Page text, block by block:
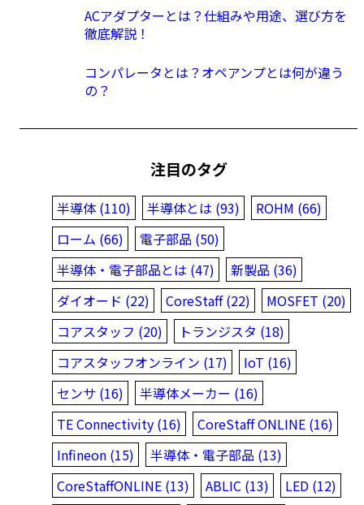
ACアダプターとは？仕組みや用途、選び方を
徹底解説！
コンパレータとは？オペアンプとは何が違う
の？
注目のタグ
半導体 (110) 半導体とは (93)
ROHM (66)
ローム (66)
電子部品 (50)
半導体・電子部品とは (47)
新製品 (36)
ダイオード (22)
CoreStaff (22)
MOSFET (20)
コアスタッフ (20)
トランジスタ (18)
コアスタッフオンライン (17)
IoT (16)
センサ (16)
半導体メーカー (16)
TE Connectivity (16)
CoreStaff ONLINE (16)
Infineon (15)
半導体・電子部品 (13)
CoreStaffONLINE (13)
ABLIC (13)
LED (12)